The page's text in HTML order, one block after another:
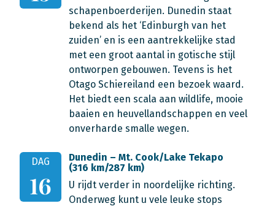
schapenboerderijen. Dunedin staat
bekend als het ‘Edinburgh van het
zuiden’ en is een aantrekkelijke stad
met een groot aantal in gotische stijl
ontworpen gebouwen. Tevens is het
Otago Schiereiland een bezoek waard.
Het biedt een scala aan wildlife, mooie
baaien en heuvellandschappen en veel
onverharde smalle wegen.
DAG
16
Dunedin – Mt. Cook/Lake Tekapo
(316 km/287 km)
U rijdt verder in noordelijke richting.
Onderweg kunt u vele leuke stops